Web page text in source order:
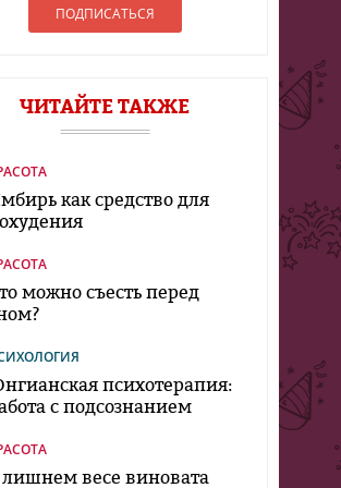
ЧИТАЙТЕ ТАКЖЕ
как средство для
можно съесть перед
психотерапия:
с подсознанием
весе виновата